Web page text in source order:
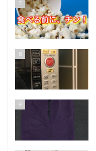
7
8
9